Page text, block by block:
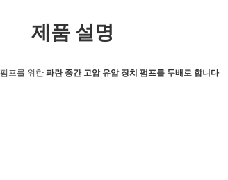
제품 설명
프를 위한 파란 중간 고압 유압 장치 펌프를 두배로 합니다